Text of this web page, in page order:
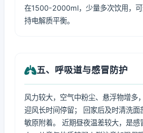
在1500-2000ml，少量多次饮用，
持电解质平衡。
五、呼吸道与感冒防护
风力较大，空气中粉尘、悬浮物增多
迎风长时间停留； 回家后及时清洗面
敏原附着。 近期昼夜温差较大，是感